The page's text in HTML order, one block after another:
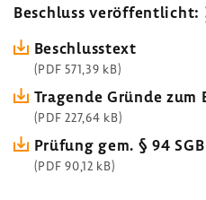
Beschluss veröf­fent­licht:
Beschluss­text
(PDF 571,39 kB)
Tragende Gründe zum
(PDF 227,64 kB)
Prüfung gem. § 94
(PDF 90,12 kB)